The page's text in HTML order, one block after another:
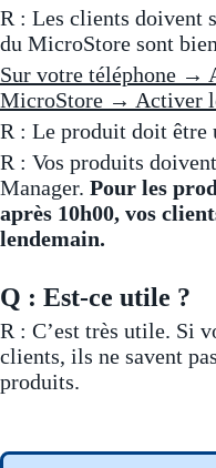
R : Les clients doivent
du MicroStore sont
Sur votre téléphone →
MicroStore → Activer
R : Le produit doit être
R : Vos produits
Manager. Pour les
après 10h00, vos
lendemain.
Q : Est-ce utile ?
R : C’est très utile. Si
clients, ils ne savent
produits.